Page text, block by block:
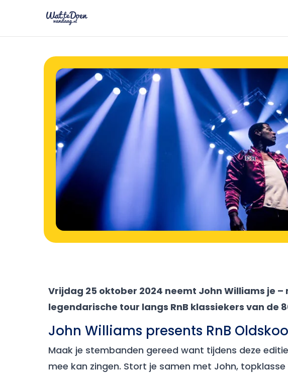
Vrijdag 25 oktober 2024 neemt John Williams je
legendarische tour langs RnB klassiekers van de
John Williams presents RnB
Maak je stembanden gereed want tijdens deze
mee kan zingen. Stort je samen met John,